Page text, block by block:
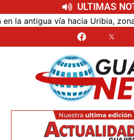
ULTIMAS
vía hacia Uribia, zona